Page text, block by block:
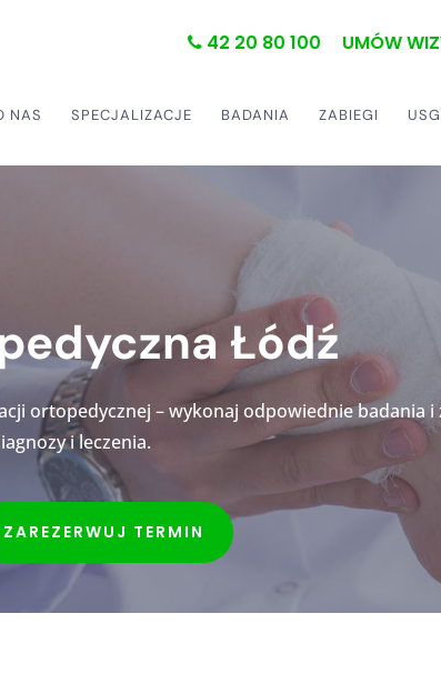
42 20 80 100 UMÓW
NAS SPECJALIZACJE BADANIA ZABIEGI USG
Łódź
ortopedycznej – wykonaj odpowiednie badania
i leczenia.
ZAREZERWUJ TERMIN